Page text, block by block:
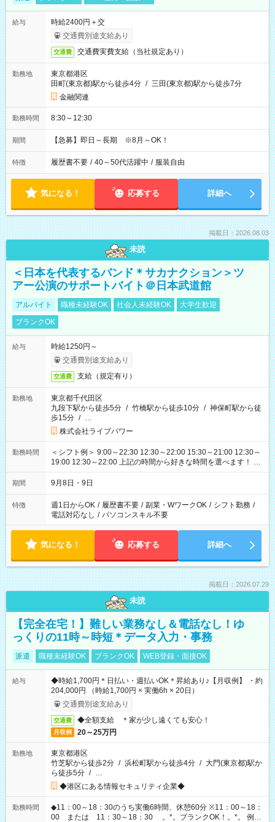
給与
時給2400円＋交
交通費別途支給あり
交通費 交通費実費支給（当社規定あり）
勤務地
東京都港区
田町(東京都)駅から徒歩4分 / 三田(東京都)駅から徒歩7分
金融関連
勤務時間 8:30～12:30
期間 【急募】即日～長期 ※8月～OK！
特徴 履歴書不要 / 40～50代活躍中 / 服装自由
気になる！ 応募する 詳細へ
掲載日：2026.08.03
未読
＜日本を代表するバンド＊サカナクション＞ツ
アー公演のサポートバイト＠日本武道館
アルバイト 職種未経験OK 社会人未経験OK
大学生歓迎
ブランクOK
給与
時給1250円～
交通費別途支給あり
交通費 支給（規定有り）
勤務地
東京都千代田区
九段下駅から徒歩5分 / 竹橋駅から徒歩10分 / 神保町駅から徒
歩15分 / …
株式会社ライブパワー
勤務時間
＜シフト例＞ 9:00～22:30 12:30～22:00 15:30～21:00 12:30～
19:00 12:30～22:00 上記の時間から好きな時間を選べます！ ※
時間は変更となる可能性があります
期間 9月8日・9日
特徴 週1日からOK / 履歴書不要 / 副業・WワークOK / シフト勤務 /
電話対応なし / パソコンスキル不要
気になる！ 応募する 詳細へ
掲載日：2026.07.29
未読
【完全在宅！】難しい業務なし＆電話なし！ゆ
っくりの11時～時短＊データ入力・事務
派遣 職種未経験OK ブランクOK WEB登録・面接OK
給与
◆時給1,700円＊日払い・週払いOK＊昇給あり♪【月収例】 ・約
204,000円 （時給1,700円 × 実働6h × 20日）
交通費別途支給あり
交通費 ◆全額支給 ＊家が少し遠くても安心！
月収例 20～25万円
勤務地
東京都港区
竹芝駅から徒歩2分 / 浜松町駅から徒歩4分 / 大門(東京都)駅か
ら徒歩5分 / …
◆港区にある情報セキュリティ企業◆
勤務時間
◆11：00～18：30のうち実働6時間、休憩60分 ※11：00～18：
00 または 11：30～18：30 。*。ブランクOK！。*。 例え